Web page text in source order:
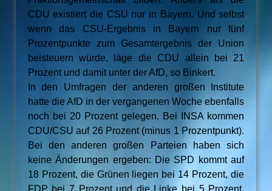
CDU existiert die CSU nur in Bayern. Und selbst
wenn das CSU-Ergebnis in Bayern nur fünf
Prozentpunkte zum Gesamtergebnis der Union
beisteuern würde, läge die CDU allein bei 21
Prozent und damit unter der AfD, so Binkert.
In den Umfragen der anderen großen Institute
hatte die AfD in der vergangenen Woche ebenfalls
noch bei 20 Prozent gelegen. Bei INSA kommen
CDU/CSU auf 26 Prozent (minus 1 Prozentpunkt).
Bei den anderen großen Parteien haben sich
keine Änderungen ergeben: Die SPD kommt auf
18 Prozent, die Grünen liegen bei 14 Prozent, die
FDP bei 7 Prozent und die Linke bei 5 Prozent.